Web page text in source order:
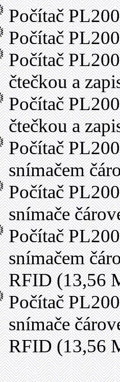
Počítač
Počítač
Počítač
čtečkou a
Počítač
čtečkou a
Počítač
snímačem
Počítač
snímače
Počítač
snímačem
RFID (13,56
Počítač
snímače
RFID (13,56